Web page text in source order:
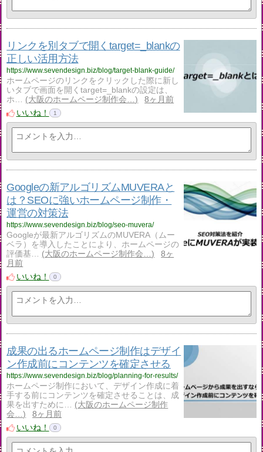
リンクを別タブで開くtarget=_blankの
正しい活用方法
https://www.sevendesign.biz/blog/target-blank-guide/
ホームページのリンクをクリックした際に新し
いタブで画面を開くtarget=_blankの設定は、
ホ…
大阪のホームページ制作会…
8ヶ月前
いいね！
1
Googleの新アルゴリズムMUVERAと
は？SEOに強いホームページ制作・
運営の対策法
https://www.sevendesign.biz/blog/seo-muvera/
Googleが最新アルゴリズムのMUVERA（ムー
ベラ）を導入したことにより、ホームページの
評価基…
大阪のホームページ制作会…
8ヶ
月前
いいね！
0
成果の出るホームページ制作はデザイ
ン作成前にコンテンツを確定させる
https://www.sevendesign.biz/blog/planning-for-results/
ホームページ制作において、デザイン作成に着
手する前にコンテンツを確定させることは、成
果を出すために…
大阪のホームページ制作
会…
8ヶ月前
いいね！
0